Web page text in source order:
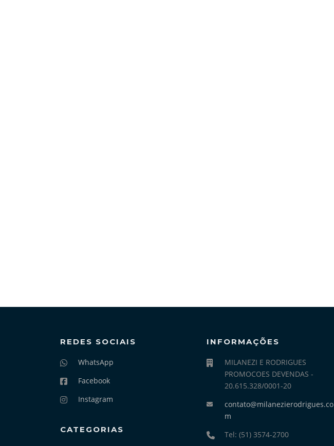
REDES SOCIAIS
WhatsApp
Facebook
Instagram
CATEGORIAS
INFORMAÇÕES
MILANEZI E RODRIGUES
PROMOCOES DEVENDAS -
20.615.328/0001-20
contato@milanezierodrigues.co
m
Tel: (51) 3574-2700